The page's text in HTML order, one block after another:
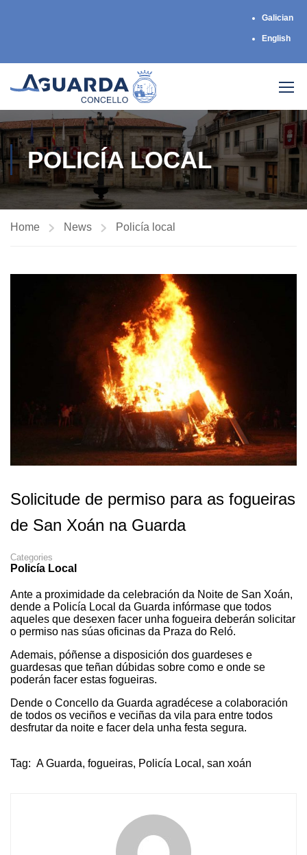
Galician
English
POLICÍA LOCAL
Home News Policía local
Solicitude de permiso para as fogueiras
de San Xoán na Guarda
Categories
Policía Local
Ante a proximidade da celebración da Noite de San Xoán,
dende a Policía Local da Guarda infórmase que todos
aqueles que desexen facer unha fogueira deberán solicitar
o permiso nas súas oficinas da Praza do Reló.
Ademais, póñense a disposición dos guardeses e
guardesas que teñan dúbidas sobre como e onde se
poderán facer estas fogueiras.
Dende o Concello da Guarda agradécese a colaboración
de todos os veciños e veciñas da vila para entre todos
desfrutar da noite e facer dela unha festa segura.
Tag: A Guarda, fogueiras, Policía Local , san xoán